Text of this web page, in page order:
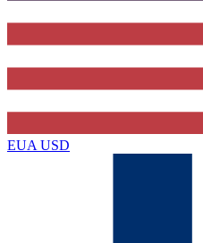
EUA USD